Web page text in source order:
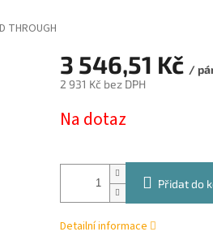
THROUGH
3 546,51 Kč /
2 931 Kč bez DPH
cena:
Na dotaz
Přidat do
Detailní informace